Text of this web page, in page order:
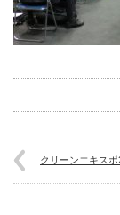
クリーンエキス